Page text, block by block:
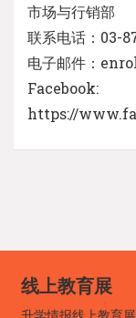
市场与行销部
联系电话：03-
电子邮件：
Facebook:
https://
线上教育展